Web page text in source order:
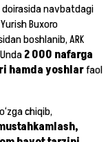
doirasida navbatdagi
Buxoro
boshlanib, ARK
2 000 nafarga
hamda yoshlarfaol
chiqib,